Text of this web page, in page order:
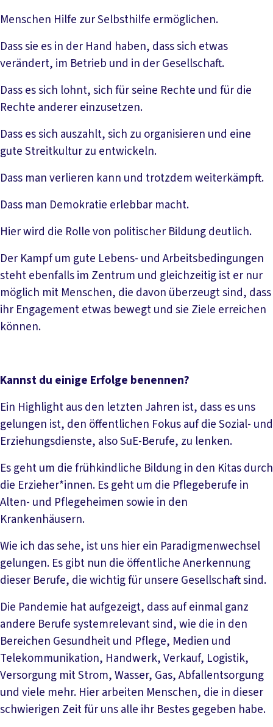
Menschen Hilfe zur Selbsthilfe ermöglichen.
Dass sie es in der Hand haben, dass sich etwas
verändert, im Betrieb und in der Gesellschaft.
Dass es sich lohnt, sich für seine Rechte und für die
Rechte anderer einzusetzen.
Dass es sich auszahlt, sich zu organisieren und eine
gute Streitkultur zu entwickeln.
Dass man verlieren kann und trotzdem weiterkämpft.
Dass man Demokratie erlebbar macht.
Hier wird die Rolle von politischer Bildung deutlich.
Der Kampf um gute Lebens- und Arbeitsbedingungen
steht ebenfalls im Zentrum und gleichzeitig ist er nur
möglich mit Menschen, die davon überzeugt sind, dass
ihr Engagement etwas bewegt und sie Ziele erreichen
können.
Kannst du einige Erfolge benennen?
Ein Highlight aus den letzten Jahren ist, dass es uns
gelungen ist, den öffentlichen Fokus auf die Sozial- und
Erziehungsdienste, also SuE-Berufe, zu lenken.
Es geht um die frühkindliche Bildung in den Kitas durch
die Erzieher*innen. Es geht um die Pflegeberufe in
Alten- und Pflegeheimen sowie in den
Krankenhäusern.
Wie ich das sehe, ist uns hier ein Paradigmenwechsel
gelungen. Es gibt nun die öffentliche Anerkennung
dieser Berufe, die wichtig für unsere Gesellschaft sind.
Die Pandemie hat aufgezeigt, dass auf einmal ganz
andere Berufe systemrelevant sind, wie die in den
Bereichen Gesundheit und Pflege, Medien und
Telekommunikation, Handwerk, Verkauf, Logistik,
Versorgung mit Strom, Wasser, Gas, Abfallentsorgung
und viele mehr. Hier arbeiten Menschen, die in dieser
schwierigen Zeit für uns alle ihr Bestes gegeben habe.